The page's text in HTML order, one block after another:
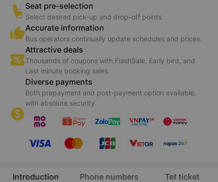
Seat pre-selection
Select desired pick-up and drop-off points.
Accurate information
Bus operators continually update schedules and prices.
Attractive deals
Thousands of coupons with FlashSale, Early bird, and
Last minute booking sales.
Diverse payments
Both prepayment and post-payment option available,
with absolute security.
Introduction Phone numbers Tet ticket